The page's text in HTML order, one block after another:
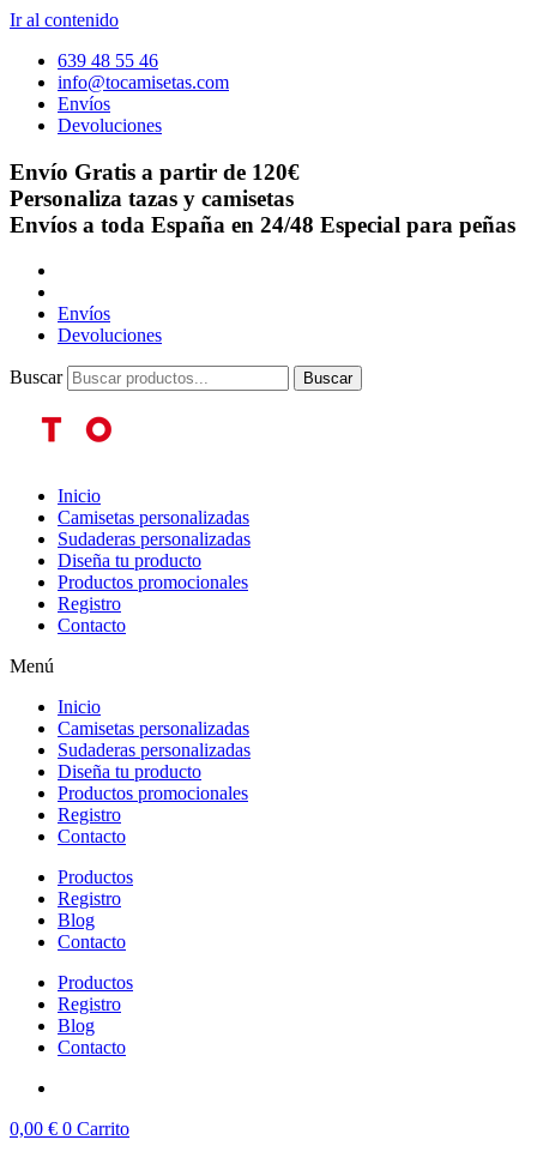
Ir al contenido
639 48 55 46
info@tocamisetas.com
Envíos
Devoluciones
Envío Gratis a partir de 120€
Personaliza tazas y camisetas
Envíos a toda España en 24/48 Especial para peñas
Envíos
Devoluciones
Buscar Buscar
Inicio
Camisetas personalizadas
Sudaderas personalizadas
Diseña tu producto
Productos promocionales
Registro
Contacto
Menú
Inicio
Camisetas personalizadas
Sudaderas personalizadas
Diseña tu producto
Productos promocionales
Registro
Contacto
Productos
Registro
Blog
Contacto
Productos
Registro
Blog
Contacto
0,00 € 0 Carrito